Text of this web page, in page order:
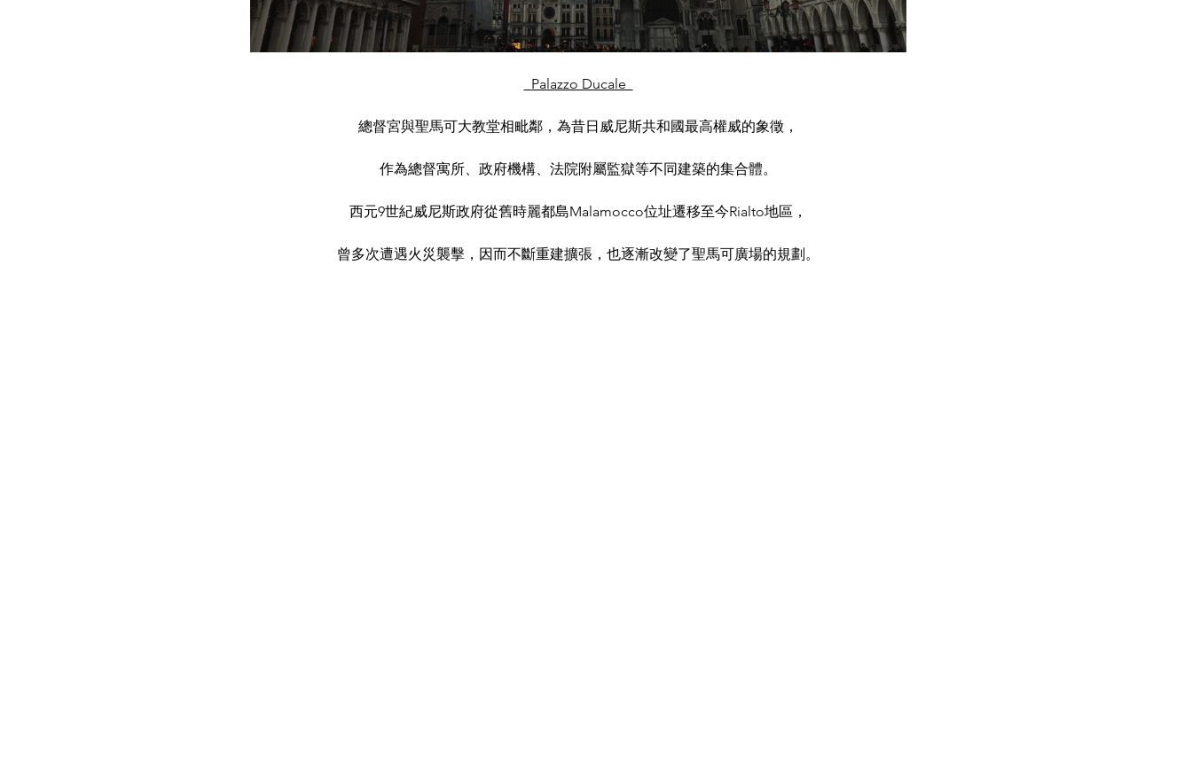
  Palazzo Ducale
總督宮與聖馬可大教堂相毗鄰，為昔日威尼斯共和國最高權威的象徵，
作為總督寓所、政府機構、法院附屬監獄等不同建築的集合體。
西元9世紀威尼斯政府從舊時麗都島Malamocco位址遷移至今Rialto地區，
曾多次遭遇火災襲擊，因而不斷重建擴張，也逐漸改變了聖馬可廣場的規劃。